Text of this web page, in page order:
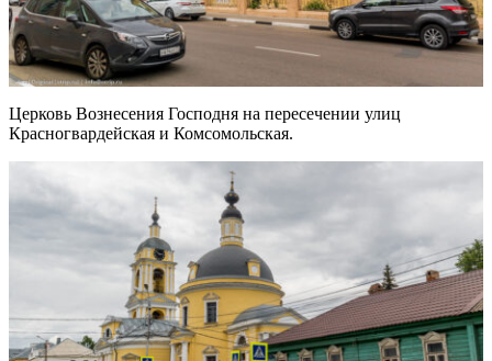
Церковь Вознесения Господня на пересечении улиц
Красногвардейская и Комсомольская.